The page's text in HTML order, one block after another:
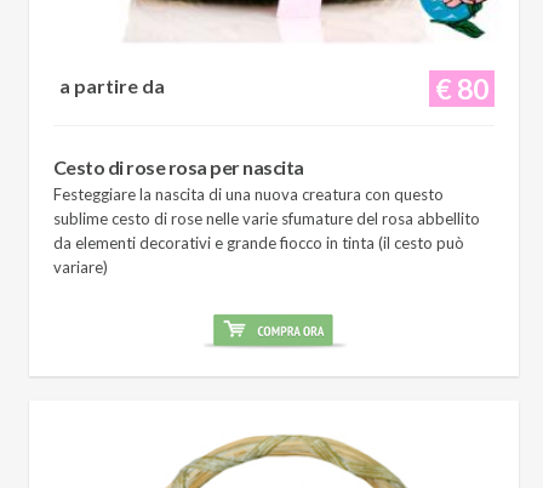
€ 80
a partire da
Cesto di rose rosa per nascita
Festeggiare la nascita di una nuova creatura con questo
sublime cesto di rose nelle varie sfumature del rosa abbellito
da elementi decorativi e grande fiocco in tinta (il cesto può
variare)